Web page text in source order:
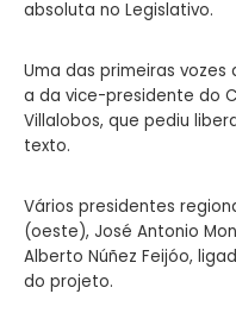
absoluta no Legislativo.
Uma das primeiras
a da vice-presidente do
Villalobos, que pediu
texto.
Vários presidentes
(oeste), José Antonio
Alberto Núñez Feijóo,
do projeto.